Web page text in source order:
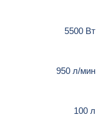
5500 Вт
950 л/мин
100 л